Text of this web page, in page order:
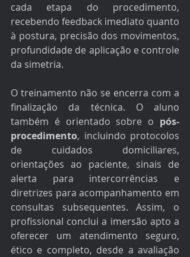
cada etapa do procedimento,
recebendo feedback imediato quanto
à postura, precisão dos movimentos,
profundidade de aplicação e controle
da simetria.
O treinamento não se encerra com a
finalização da técnica. O aluno
também é orientado sobre o pós-
procedimento, incluindo protocolos
de cuidados domiciliares,
orientações ao paciente, sinais de
alerta para intercorrências e
diretrizes para acompanhamento em
consultas subsequentes. Assim, o
profissional conclui a imersão apto a
oferecer um atendimento seguro,
ético e completo, desde a avaliação